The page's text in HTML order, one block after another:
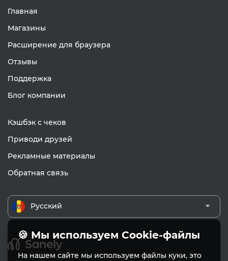
Главная
Магазины
Расширение для браузера
Отзывы
Поддержка
Блог компании
Кэшбэк с чеков
Приводи друзей
Рекламные материалы
Обратная связь
Русский
🍪 Мы используем Cookie-файлы
На нашем сайте мы используем файлы куки, это